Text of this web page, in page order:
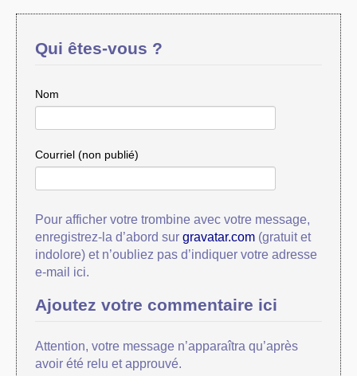
Qui êtes-vous ?
Nom
Courriel (non publié)
Pour afficher votre trombine avec votre message,
enregistrez-la d’abord sur gravatar.com(gratuit et
indolore) et n’oubliez pas d’indiquer votre adresse
e-mail ici.
Ajoutez votre commentaire ici
Attention, votre message n’apparaîtra qu’après
avoir été relu et approuvé.